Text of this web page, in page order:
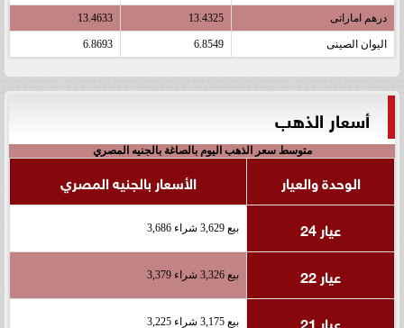
درهم اماراتى 13.4325
13.4633
اليوان الصينى 6.8549
6.8693
أسعار الذهب
متوسط سعر الذهب اليوم بالصاغة بالجنيه المصري
الوحدة والعيار
الأسعار بالجنيه المصري
عيار 24
بيع 3,629 شراء 3,686
عيار 22 بيع 3,326 شراء 3,379
عيار 21 بيع 3,175 شراء 3,225